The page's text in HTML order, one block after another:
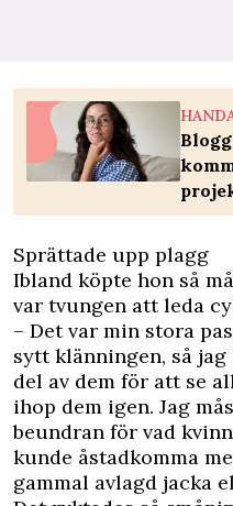
Sprättade upp plagg
Ibland köpte hon så
var tvungen att leda
– Det var min stora
sytt klänningen, så
del av dem för att se
ihop dem igen. Jag
beundran för vad
kunde åstadkomma
gammal avlagd jacka